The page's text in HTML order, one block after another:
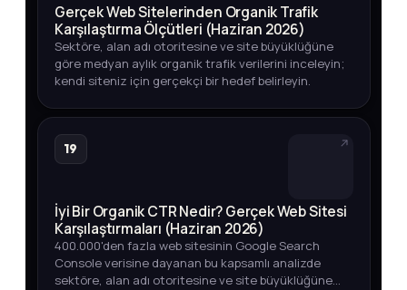
Gerçek Web Sitelerinden Organik Trafik
Karşılaştırma Ölçütleri (Haziran 2026)
Sektöre, alan adı otoritesine ve site büyüklüğüne
göre medyan aylık organik trafik verilerini inceleyin;
kendi siteniz için gerçekçi bir hedef belirleyin.
19
İyi Bir Organik CTR Nedir? Gerçek Web Sitesi
Karşılaştırmaları (Haziran 2026)
400.000'den fazla web sitesinin Google Search
Console verisine dayanan bu kapsamlı analizde
sektöre, alan adı otoritesine ve site büyüklüğüne